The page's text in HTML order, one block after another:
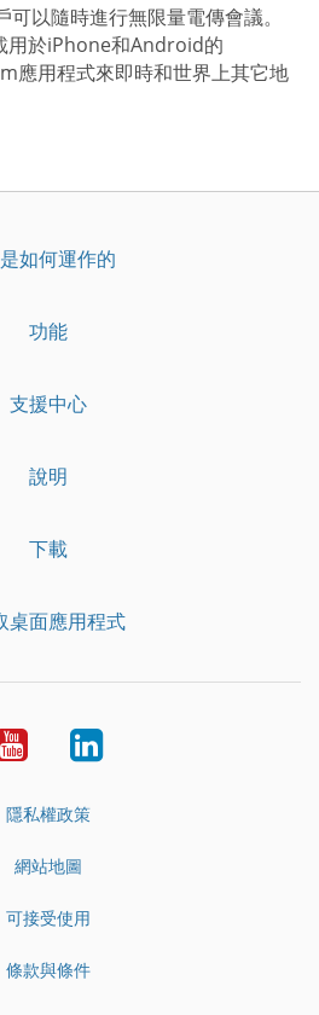
以隨時進行無限量電傳會議。
用於iPhone和Android的
應用程式來即時和世界上其它地
如何運作的
功能
支援中心
說明
下載
桌面應用程式
YouTubeLinkedIn
隱私權政策
網站地圖
可接受使用
條款與條件